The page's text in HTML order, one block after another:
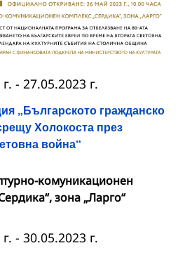
„Българското гражданско
Холокоста през
война“
- 27.05.2023 г.
комуникационен
зона „Ларго“
- 30.05.2023 г.